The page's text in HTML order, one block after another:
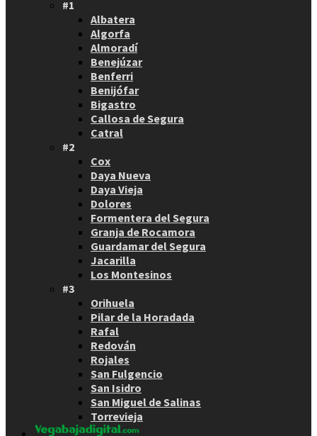
#1
Albatera
Algorfa
Almoradí
Benejúzar
Benferri
Benijófar
Bigastro
Callosa de Segura
Catral
#2
Cox
Daya Nueva
Daya Vieja
Dolores
Formentera del Segura
Granja de Rocamora
Guardamar del Segura
Jacarilla
Los Montesinos
#3
Orihuela
Pilar de la Horadada
Rafal
Redován
Rojales
San Fulgencio
San Isidro
San Miguel de Salinas
Torrevieja